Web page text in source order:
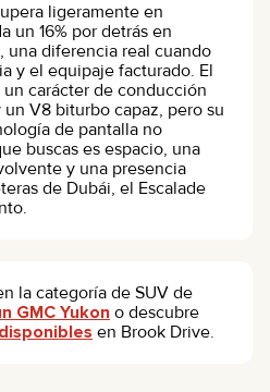
ligeramente en
un 16% por detrás en
una diferencia real cuando
y el equipaje facturado. El
carácter de conducción
V8 biturbo capaz, pero su
de pantalla no
buscas es espacio, una
y una presencia
de Dubái, el Escalade
la categoría de SUV de
GMC Yukon o descubre
en Brook Drive.